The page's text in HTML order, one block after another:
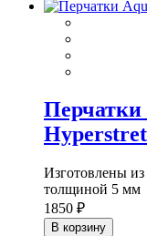
Перчатки
Изготовлены из
толщиной 5 мм
1850 ₽
В корзину